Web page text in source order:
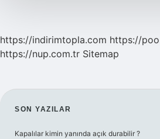
https://indirimtopla.com https://
https://nup.com.tr Sitemap
SIDEBAR
SON YAZILAR
Kapalılar kimin yanında açık durabilir ?